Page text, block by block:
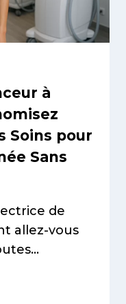
à
Soins pour
Sans
de
allez-vous